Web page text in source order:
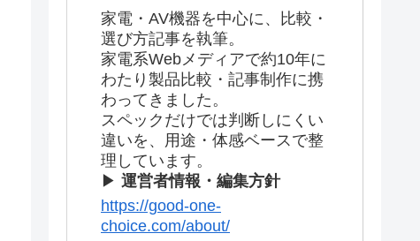
家電・AV機器を中心に、比較・
選び方記事を執筆。
家電系Webメディアで約10年に
わたり製品比較・記事制作に携
わってきました。
スペックだけでは判断しにくい
違いを、用途・体感ベースで整
理しています。
▶ 運営者情報・編集方針
https://good-one-
choice.com/about/